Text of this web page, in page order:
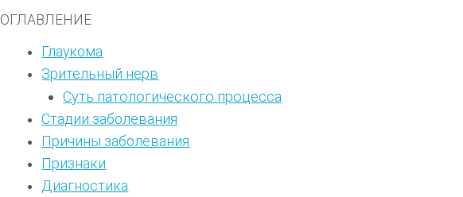
ОГЛАВЛЕНИЕ
Глаукома
Зрительный нерв
Суть патологического процесса
Стадии заболевания
Причины заболевания
Признаки
Диагностика